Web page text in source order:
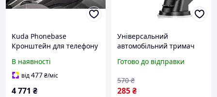
Kuda Phonebase
Кронштейн для телефону
Courier/Tourneo
автомобільний
В наявності
від477₴/міс
4 771 ₴
Універсальний
автомобільний тримач
DCA17 магнітний холдер
присоску Чорний pix
Готово до відправки
285₴
570 ₴